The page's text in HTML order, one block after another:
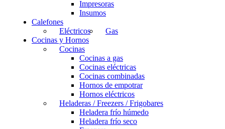
Impresoras
Insumos
Calefones
Eléctricos
Gas
Cocinas y Hornos
Cocinas
Cocinas a gas
Cocinas eléctricas
Cocinas combinadas
Hornos de empotrar
Hornos eléctricos
Heladeras / Freezers / Frigobares
Heladera frío húmedo
Heladera frío seco